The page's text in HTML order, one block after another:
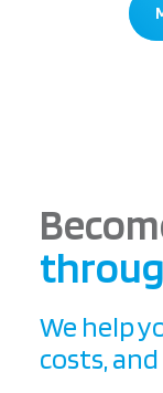
We help
costs,